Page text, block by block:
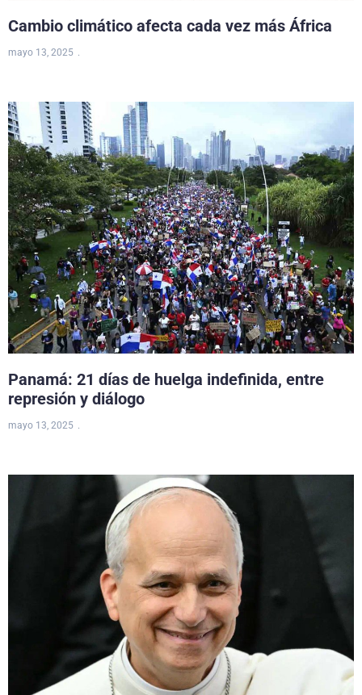
Cambio climático afecta cada vez más África
mayo 13, 2025
Panamá: 21 días de huelga indefinida, entre
represión y diálogo
mayo 13, 2025